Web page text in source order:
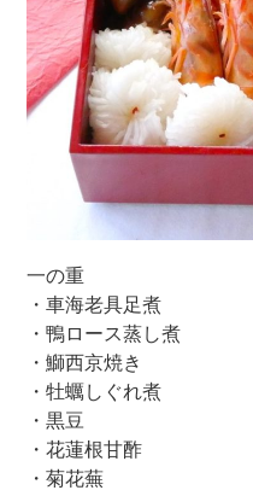
一の重
・車海老具足煮
・鴨ロース蒸し煮
・鰤西京焼き
・牡蠣しぐれ煮
・黒豆
・花蓮根甘酢
・菊花蕪